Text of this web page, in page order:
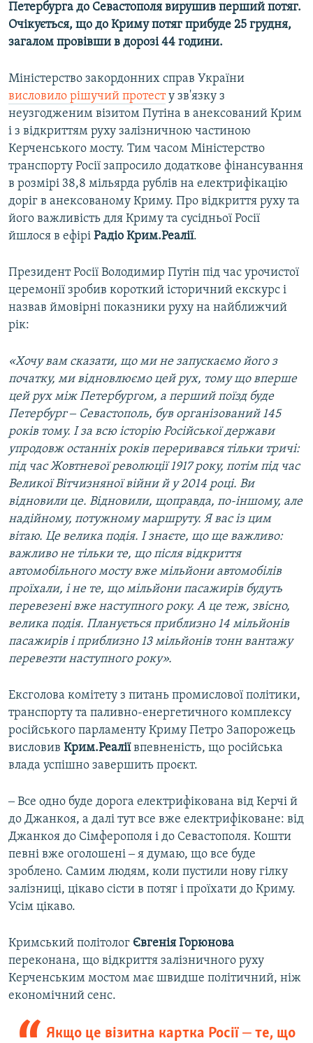
Петербурга до Севастополя вирушив перший потяг.
Очікується, що до Криму потяг прибуде 25 грудня,
загалом провівши в дорозі 44 години.
Міністерство закордонних справ України
висловило рішучий протесту зв'язку з
неузгодженим візитом Путіна в анексований Крим
і з відкриттям руху залізничною частиною
Керченського мосту. Тим часом Міністерство
транспорту Росії запросило додаткове фінансування
в розмірі 38,8 мільярда рублів на електрифікацію
доріг в анексованому Криму. Про відкриття руху та
його важливість для Криму та сусідньої Росії
йшлося в ефірі Радіо Крим.Реалії.
Президент Росії Володимир Путін під час урочистої
церемонії зробив короткий історичний екскурс і
назвав ймовірні показники руху на найближчий
рік:
«Xочу вам сказати, що ми не запускаємо його з
початку, ми відновлюємо цей рух, тому що вперше
цей рух між Петербургом, а перший поїзд буде
Петербург ‒ Севастополь, був організований 145
років тому. І за всю історію Російської держави
упродовж останніх років переривався тільки тричі:
під час Жовтневої революції 1917 року, потім під час
Великої Вітчизняної війни й у 2014 році. Ви
відновили це. Відновили, щоправда, по-іншому, але
надійному, потужному маршруту. Я вас із цим
вітаю. Це велика подія. І знаєте, що ще важливо:
важливо не тільки те, що після відкриття
автомобільного мосту вже мільйони автомобілів
проїхали, і не те, що мільйони пасажирів будуть
перевезені вже наступного року. А це теж, звісно,
велика подія. Планується приблизно 14 мільйонів
пасажирів і приблизно 13 мільйонів тонн вантажу
перевезти наступного року».
Ексголова комітету з питань промислової політики,
транспорту та паливно-енергетичного комплексу
російського парламенту Криму Петро Запорожець
висловив Крим.Реаліївпевненість, що російська
влада успішно завершить проєкт.
‒ Все одно буде дорога електрифікована від Керчі й
до Джанкоя, а далі тут все вже електрифіковане: від
Джанкоя до Сімферополя і до Севастополя. Кошти
певні вже оголошені ‒ я думаю, що все буде
зроблено. Самим людям, коли пустили нову гілку
залізниці, цікаво сісти в потяг і проїхати до Криму.
Усім цікаво.
Кримський політолог Євгенія Горюнова
переконана, що відкриття залізничного руху
Керченським мостом має швидше політичний, ніж
економічний сенс.
Якщо це візитна картка Росії ‒ те, що